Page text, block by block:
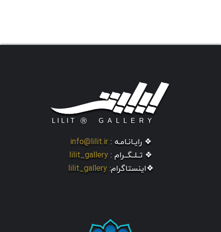
❖ رایـانـامـه : info@lilit.ir
❖ تــلــگــرام : lilit_gallery
❖اینستاگرام: lilit_gallery